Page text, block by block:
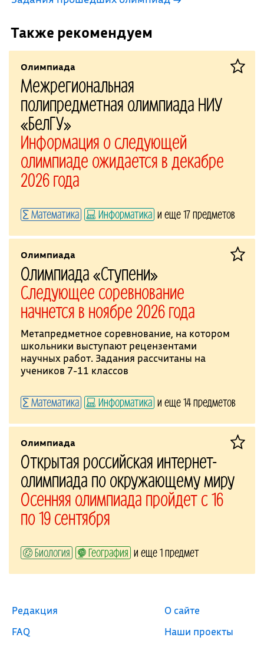
Также рекомендуем
Олимпиада
Межрегиональная
полипредметная олимпиада НИУ
«БелГУ»
Информация о следующей
олимпиаде ожидается в декабре
2026 года
Математика Информатика и еще 17 предметов
Олимпиада
Олимпиада «Ступени»
Следующее соревнование
начнется в ноябре 2026 года
Метапредметное соревнование, на котором
школьники выступают рецензентами
научных работ. Задания рассчитаны на
учеников 7-11 классов
Математика Информатика и еще 14 предметов
Олимпиада
Открытая российская интернет-
олимпиада по окружающему миру
Осенняя олимпиада пройдет с 16
по 19 сентября
Биология География и еще 1 предмет
Редакция
FAQ
О сайте
Наши проекты